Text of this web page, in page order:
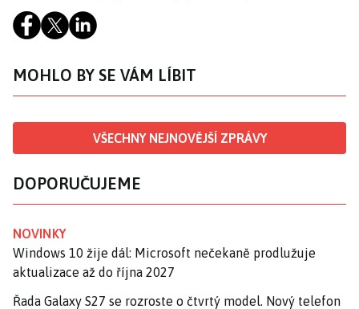
MOHLO BY SE VÁM LÍBIT
VŠECHNY NEJNOVĚJŠÍ ZPRÁVY
DOPORUČUJEME
NOVINKY
Windows 10 žije dál: Microsoft nečekaně prodlužuje
aktualizace až do října 2027
Řada Galaxy S27 se rozroste o čtvrtý model. Nový telefon